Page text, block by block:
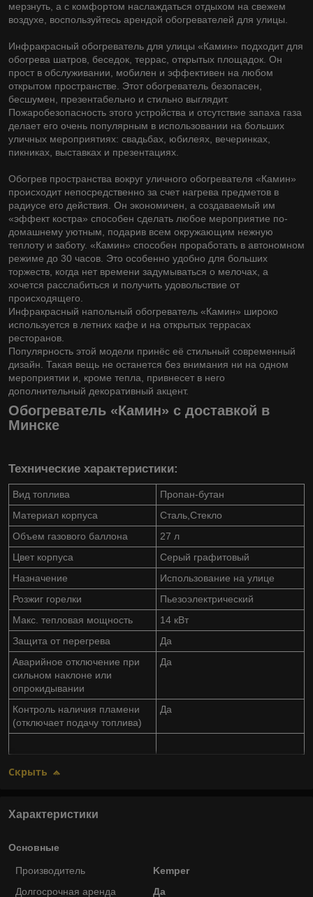
мерзнуть, а с комфортом наслаждаться отдыхом на свежем
воздухе, воспользуйтесь арендой обогревателей для улицы.
Инфракрасный обогреватель для улицы «Камин» подходит для
обогрева шатров, беседок, террас, открытых площадок. Он
прост в обслуживании, мобилен и эффективен на любом
открытом пространстве. Этот обогреватель безопасен,
бесшумен, презентабельно и стильно выглядит.
Пожаробезопасность этого устройства и отсутствие запаха газа
делает его очень популярным в использовании на больших
уличных мероприятиях: свадьбах, юбилеях, вечеринках,
пикниках, выставках и презентациях.
Обогрев пространства вокруг уличного обогревателя «Камин»
происходит непосредственно за счет нагрева предметов в
радиусе его действия. Он экономичен, а создаваемый им
«эффект костра» способен сделать любое мероприятие по-
домашнему уютным, подарив всем окружающим нежную
теплоту и заботу. «Камин» способен проработать в автономном
режиме до 30 часов. Это особенно удобно для больших
торжеств, когда нет времени задумываться о мелочах, а
хочется расслабиться и получить удовольствие от
происходящего.
Инфракрасный напольный обогреватель «Камин» широко
используется в летних кафе и на открытых террасах
ресторанов.
Популярность этой модели принёс её стильный современный
дизайн. Такая вещь не останется без внимания ни на одном
мероприятии и, кроме тепла, привнесет в него
дополнительный декоративный акцент.
Обогреватель «Камин» с доставкой в
Минске
Технические характеристики:
Вид топлива
Пропан-бутан
Материал корпуса
Сталь,Стекло
Объем газового баллона
27 л
Цвет корпуса
Серый графитовый
Назначение
Использование на улице
Розжиг горелки
Пьезоэлектрический
Макс. тепловая мощность
14 кВт
Защита от перегрева
Да
Аварийное отключение при
сильном наклоне или
опрокидывании
Да
Контроль наличия пламени
(отключает подачу топлива)
Да
Скрыть
Характеристики
Основные
Производитель
Kemper
Долгосрочная аренда
Да